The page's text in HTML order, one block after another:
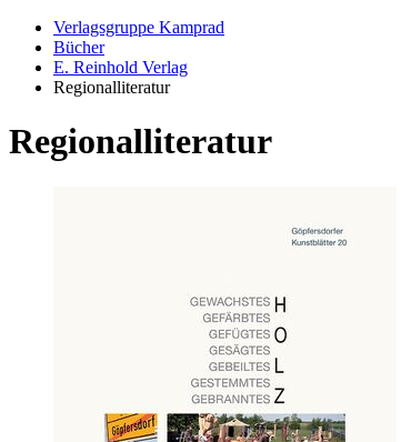
Verlagsgruppe Kamprad
Bücher
E. Reinhold Verlag
Regionalliteratur
Regionalliteratur